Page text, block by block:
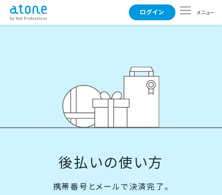
よくある質問
事業者さまはこちら
ログイン メニュー
後払いの使い方
携帯番号とメールで決済完了。